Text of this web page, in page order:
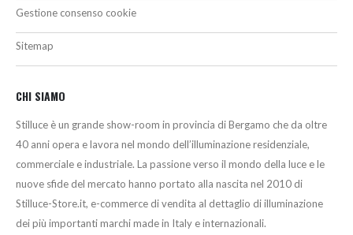
Gestione consenso cookie
Sitemap
CHI SIAMO
Stilluce è un grande show-room in provincia di Bergamo che da oltre
40 anni opera e lavora nel mondo dell’illuminazione residenziale,
commerciale e industriale. La passione verso il mondo della luce e le
nuove sfide del mercato hanno portato alla nascita nel 2010 di
Stilluce-Store.it, e-commerce di vendita al dettaglio di illuminazione
dei più importanti marchi made in Italy e internazionali.